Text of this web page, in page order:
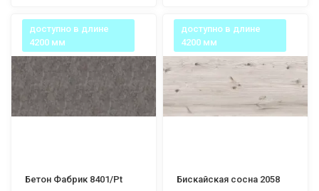
доступно в длине
4200 мм
Бетон Фабрик 8401/Pt
доступно в длине
4200 мм
Бискайская сосна 2058